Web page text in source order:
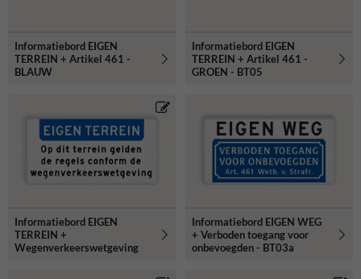
Informatiebord EIGEN
TERREIN + Artikel 461 -
BLAUW
Informatiebord EIGEN
TERREIN + Artikel 461 -
GROEN - BT05
Informatiebord EIGEN
TERREIN +
Wegenverkeerswetgeving
Informatiebord EIGEN WEG
+ Verboden toegang voor
onbevoegden - BT03a